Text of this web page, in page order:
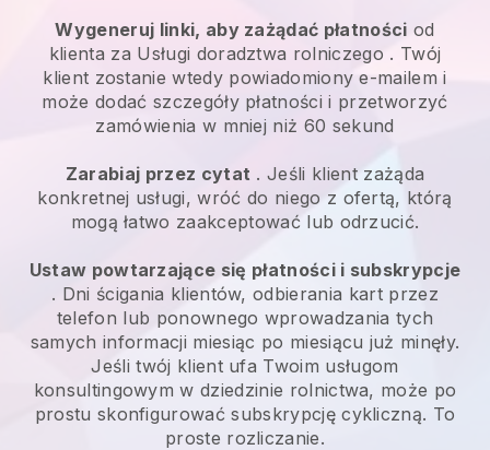
Wygeneruj linki, aby zażądać płatności od
klienta za Usługi doradztwa rolniczego . Twój
klient zostanie wtedy powiadomiony e-mailem i
może dodać szczegóły płatności i przetworzyć
zamówienia w mniej niż 60 sekund
Zarabiaj przez cytat . Jeśli klient zażąda
konkretnej usługi, wróć do niego z ofertą, którą
mogą łatwo zaakceptować lub odrzucić.
Ustaw powtarzające się płatności i subskrypcje
. Dni ścigania klientów, odbierania kart przez
telefon lub ponownego wprowadzania tych
samych informacji miesiąc po miesiącu już minęły.
Jeśli twój klient ufa Twoim usługom
konsultingowym w dziedzinie rolnictwa, może po
prostu skonfigurować subskrypcję cykliczną. To
proste rozliczanie.